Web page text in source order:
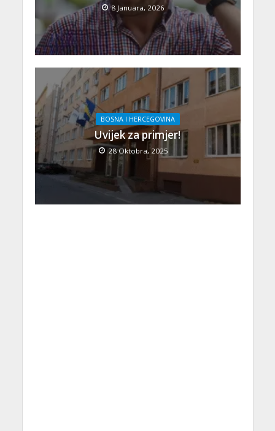
8 Januara, 2026
BOSNA I HERCEGOVINA
Uvijek za primjer!
28 Oktobra, 2025